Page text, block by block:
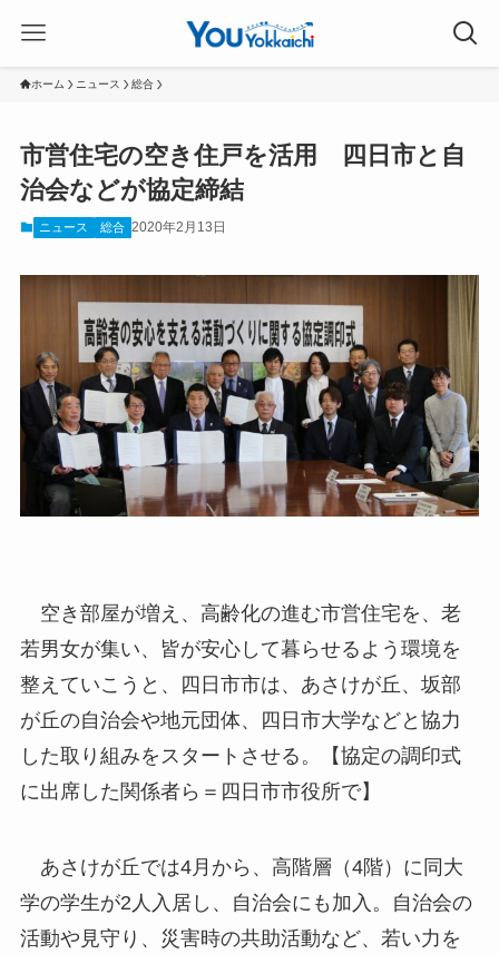
ホーム ニュース 総合
市営住宅の空き住戸を活用 四日市と自
治会などが協定締結
ニュース 総合 2020年2月13日
空き部屋が増え、高齢化の進む市営住宅を、老
若男女が集い、皆が安心して暮らせるよう環境を
整えていこうと、四日市市は、あさけが丘、坂部
が丘の自治会や地元団体、四日市大学などと協力
した取り組みをスタートさせる。【協定の調印式
に出席した関係者ら＝四日市市役所で】
あさけが丘では4月から、高階層（4階）に同大
学の学生が2人入居し、自治会にも加入。自治会の
活動や見守り、災害時の共助活動など、若い力を